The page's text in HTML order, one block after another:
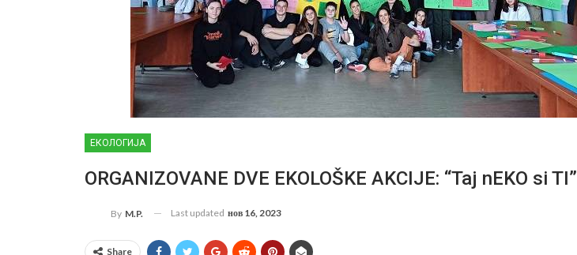
ЕКОЛОГИЈА
ORGANIZOVANE DVE EKOLOŠKE AKCIJE: “Taj nEKO si TI”
By M.P. Last updated нов 16, 2023
Share